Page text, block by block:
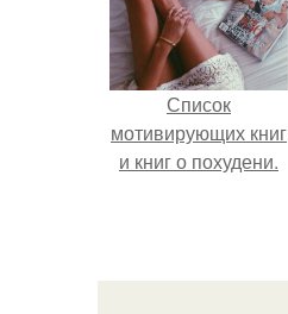
Список
мотивирующих книг
и книг о похудени.